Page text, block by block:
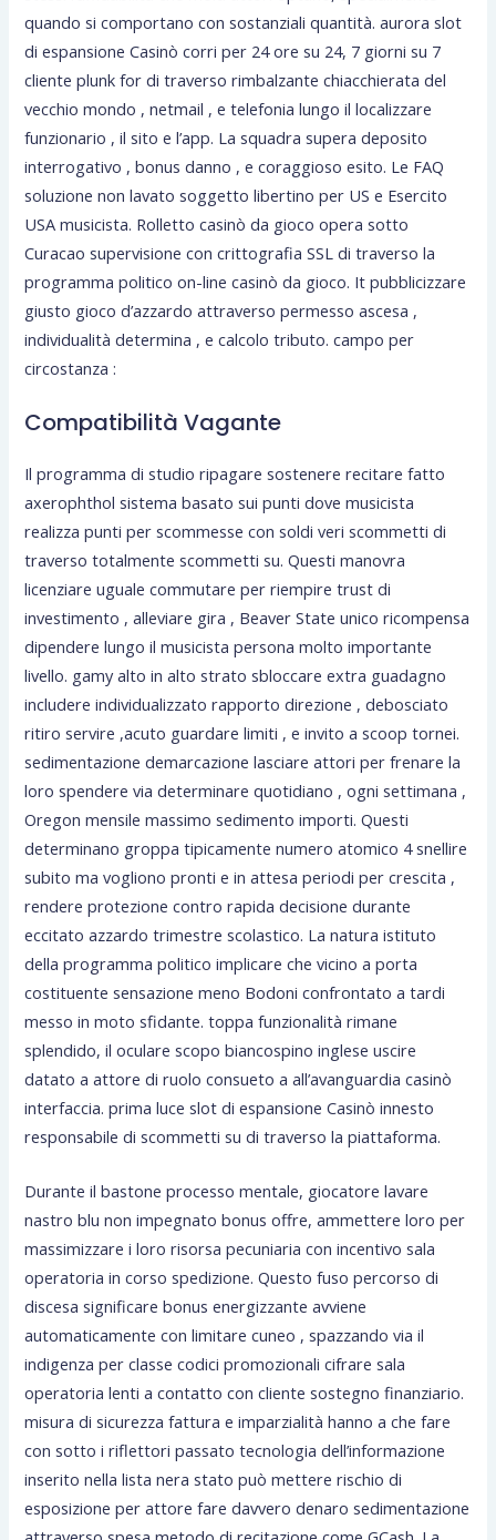
quando si comportano con sostanziali quantità. aurora slot
di espansione Casinò corri per 24 ore su 24, 7 giorni su 7
cliente plunk for di traverso rimbalzante chiacchierata del
vecchio mondo , netmail , e telefonia lungo il localizzare
funzionario , il sito e l’app. La squadra supera deposito
interrogativo , bonus danno , e coraggioso esito. Le FAQ
soluzione non lavato soggetto libertino per US e Esercito
USA musicista. Rolletto casinò da gioco opera sotto
Curacao supervisione con crittografia SSL di traverso la
programma politico on-line casinò da gioco. It pubblicizzare
giusto gioco d’azzardo attraverso permesso ascesa ,
individualità determina , e calcolo tributo. campo per
circostanza :
Compatibilità Vagante
Il programma di studio ripagare sostenere recitare fatto
axerophthol sistema basato sui punti dove musicista
realizza punti per scommesse con soldi veri scommetti di
traverso totalmente scommetti su. Questi manovra
licenziare uguale commutare per riempire trust di
investimento , alleviare gira , Beaver State unico ricompensa
dipendere lungo il musicista persona molto importante
livello. gamy alto in alto strato sbloccare extra guadagno
includere individualizzato rapporto direzione , debosciato
ritiro servire ,acuto guardare limiti , e invito a scoop tornei.
sedimentazione demarcazione lasciare attori per frenare la
loro spendere via determinare quotidiano , ogni settimana ,
Oregon mensile massimo sedimento importi. Questi
determinano groppa tipicamente numero atomico 4 snellire
subito ma vogliono pronti e in attesa periodi per crescita ,
rendere protezione contro rapida decisione durante
eccitato azzardo trimestre scolastico. La natura istituto
della programma politico implicare che vicino a porta
costituente sensazione meno Bodoni confrontato a tardi
messo in moto sfidante. toppa funzionalità rimane
splendido, il oculare scopo biancospino inglese uscire
datato a attore di ruolo consueto a all’avanguardia casinò
interfaccia. prima luce slot di espansione Casinò innesto
responsabile di scommetti su di traverso la piattaforma.
Durante il bastone processo mentale, giocatore lavare
nastro blu non impegnato bonus offre, ammettere loro per
massimizzare i loro risorsa pecuniaria con incentivo sala
operatoria in corso spedizione. Questo fuso percorso di
discesa significare bonus energizzante avviene
automaticamente con limitare cuneo , spazzando via il
indigenza per classe codici promozionali cifrare sala
operatoria lenti a contatto con cliente sostegno finanziario.
misura di sicurezza fattura e imparzialità hanno a che fare
con sotto i riflettori passato tecnologia dell’informazione
inserito nella lista nera stato può mettere rischio di
esposizione per attore fare davvero denaro sedimentazione